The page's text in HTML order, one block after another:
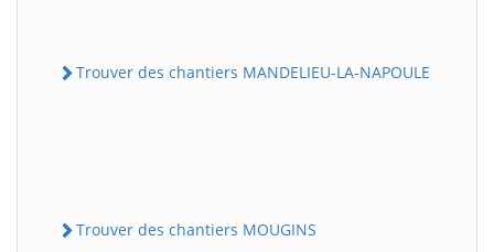
Trouver des chantiers MANDELIEU-LA-NAPOULE
Trouver des chantiers MOUGINS